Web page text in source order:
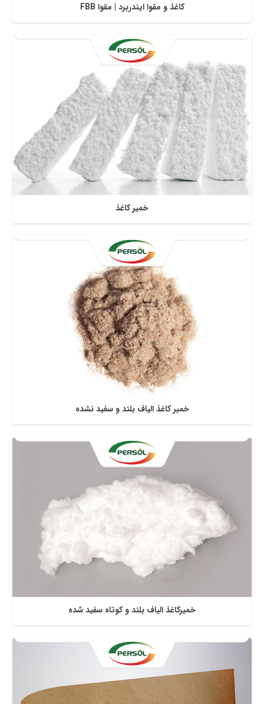
کاغذ و مقوا ایندربرد | مقوا FBB
خمیر کاغذ
خمیر کاغذ الیاف بلند و سفید نشده
خمیرکاغذ الیاف بلند و کوتاه سفید شده